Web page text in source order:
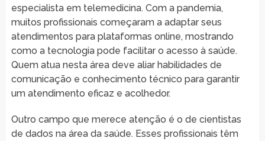
especialista em telemedicina. Com a pandemia,
muitos profissionais começaram a adaptar seus
atendimentos para plataformas online, mostrando
como a tecnologia pode facilitar o acesso à saúde.
Quem atua nesta área deve aliar habilidades de
comunicação e conhecimento técnico para garantir
um atendimento eficaz e acolhedor.
Outro campo que merece atenção é o de cientistas
de dados na área da saúde. Esses profissionais têm